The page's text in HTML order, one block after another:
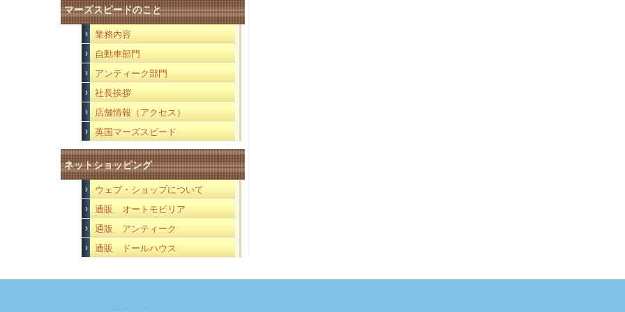
マーズスピードのこと
業務内容
自動車部門
アンティーク部門
社長挨拶
店舗情報（アクセス）
英国マーズスピード
ネットショッピング
ウェブ・ショップについて
通販 オートモビリア
通販 アンティーク
通販 ドールハウス